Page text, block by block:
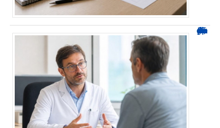
Durée d’arrêt après un stent : des repères, pas une règle fixe